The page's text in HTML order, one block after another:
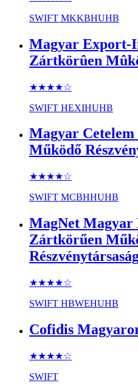
SWIFT MKKBHUHB
Magyar Export-
Zártkörûen
★★★★☆
SWIFT HEXIHUHB
Magyar
Működő
★★★★☆
SWIFT MCBHHUHB
MagNet Magyar
Zártkörűen
★★★★☆
SWIFT HBWEHUHB
Cofidis
★★★★☆
SWIFT